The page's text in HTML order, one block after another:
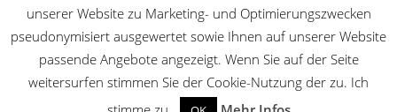
MENU
unserer Website zu Marketing- und Optimierungszwecken
pseudonymisiert ausgewertet sowie Ihnen auf unserer Website
passende Angebote angezeigt. Wenn Sie auf der Seite
weitersurfen stimmen Sie der Cookie-Nutzung der zu. Ich